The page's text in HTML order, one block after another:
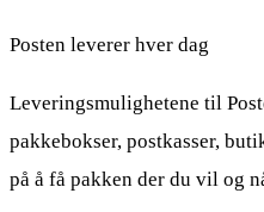
Posten leverer hver dag
Leveringsmulighetene til
pakkebokser, postkasser,
på å få pakken der du vil og